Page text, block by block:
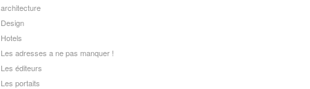
architecture
Design
Hotels
Les adresses a ne pas manquer !
Les éditeurs
Les portaits